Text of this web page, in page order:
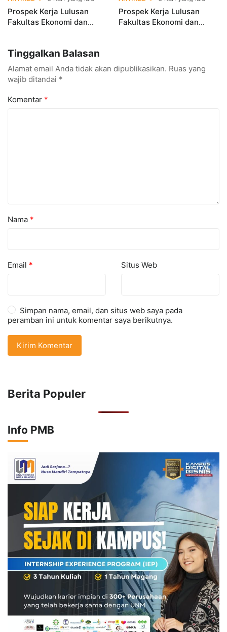
Prospek Kerja Lulusan
Fakultas Ekonomi dan
Prospek Kerja Lulusan
Fakultas Ekonomi dan
Tinggalkan Balasan
Alamat email Anda tidak akan dipublikasikan. Ruas yang
wajib ditandai *
Komentar *
Nama *
Email * Situs Web
Simpan nama, email, dan situs web saya pada
peramban ini untuk komentar saya berikutnya.
Berita Populer
Info PMB